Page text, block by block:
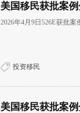
美国移民获批案
2026年4月9日526E获批案
投资移民
美国移民获批案